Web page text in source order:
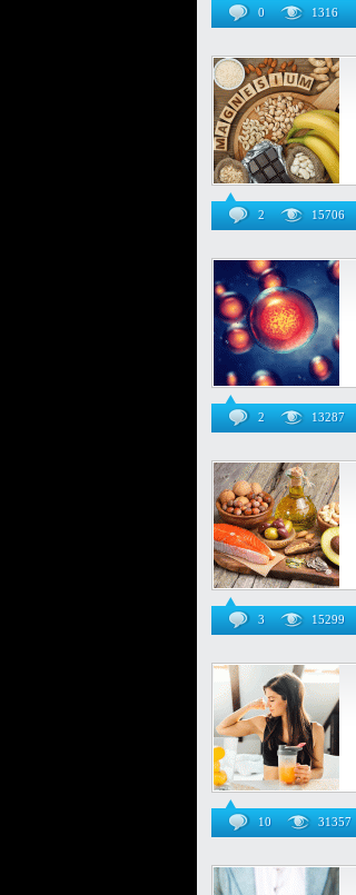
0 1316
2 15706
2 13287
3 15299
10 31357